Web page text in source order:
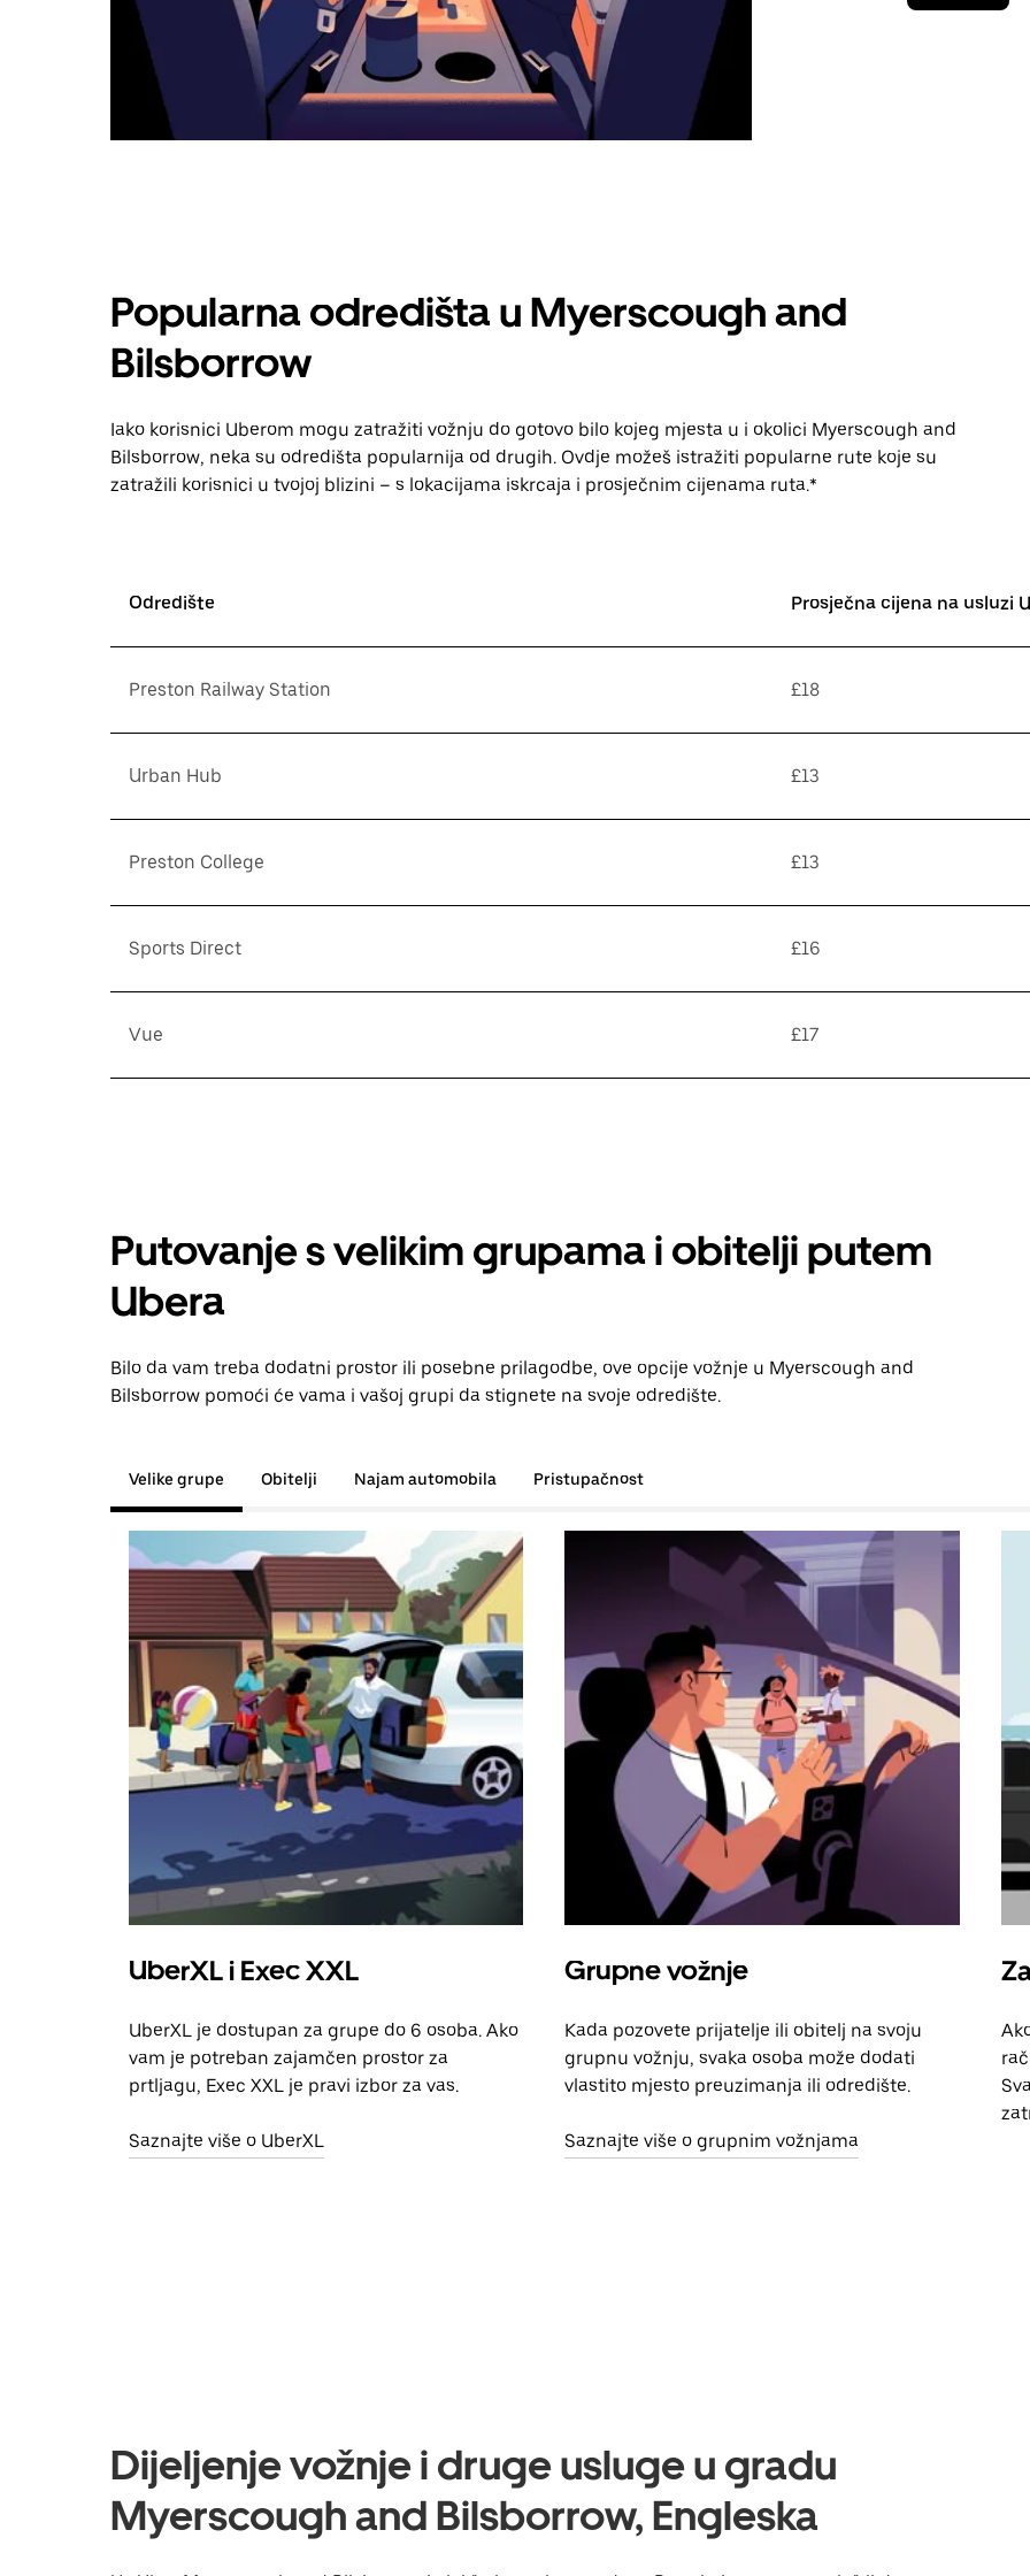
Popularna odredišta u Myerscough and
Bilsborrow
Iako korisnici Uberom mogu zatražiti vožnju do gotovo bilo kojeg mjesta u i okolici Myerscough and
Bilsborrow, neka su odredišta popularnija od drugih. Ovdje možeš istražiti popularne rute koje su
zatražili korisnici u tvojoj blizini – s lokacijama iskrcaja i prosječnim cijenama ruta.*
Odredište Prosječna cijena na usluzi
Preston Railway Station £18
Urban Hub £13
Preston College £13
Sports Direct £16
Vue £17
Putovanje s velikim grupama i obitelji putem
Ubera
Bilo da vam treba dodatni prostor ili posebne prilagodbe, ove opcije vožnje u Myerscough and
Bilsborrow pomoći će vama i vašoj grupi da stignete na svoje odredište.
Velike grupe Obitelji Najam automobila Pristupačnost
UberXL i Exec XXL
UberXL je dostupan za grupe do 6 osoba. Ako
vam je potreban zajamčen prostor za
prtljagu, Exec XXL je pravi izbor za vas.
Saznajte više o UberXL
Grupne vožnje
Kada pozovete prijatelje ili obitelj na svoju
grupnu vožnju, svaka osoba može dodati
vlastito mjesto preuzimanja ili odredište.
Saznajte više o grupnim vožnjama
Dijeljenje vožnje i druge usluge u gradu
Myerscough and Bilsborrow, Engleska